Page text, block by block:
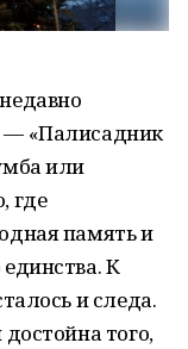
— «Палисадник
или
где
память и
К
и следа.
того,